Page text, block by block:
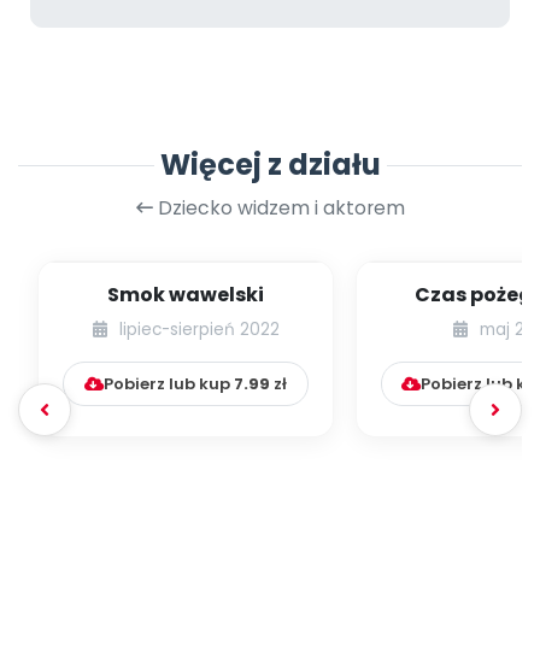
Więcej z działu
Dziecko widzem i aktorem
Smok wawelski
lipiec-sierpień 2022
Pobierz lub kup 7.99 zł
Czas
maj
Pobierz lub